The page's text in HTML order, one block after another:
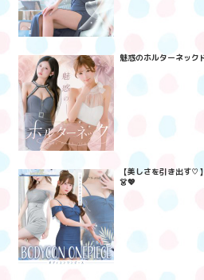
魅惑のホルターネック
【美しさを引き出す♡
👗💖